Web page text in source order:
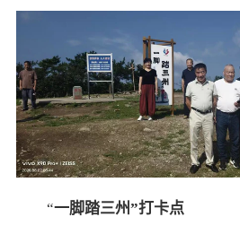
“一脚踏三州”打卡点